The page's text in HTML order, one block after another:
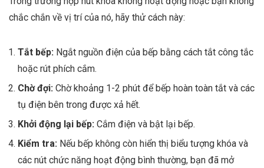
chắc chắn về vị trí của nó, hãy thử cách này:
Tắt bếp: Ngắt nguồn điện của bếp bằng cách tắt công tắc
hoặc rút phích cắm.
Chờ đợi: Chờ khoảng 1-2 phút để bếp hoàn toàn tắt và các
tụ điện bên trong được xả hết.
Khởi động lại bếp: Cắm điện và bật lại bếp.
Kiểm tra: Nếu bếp không còn hiển thị biểu tượng khóa và
các nút chức năng hoạt động bình thường, bạn đã mở